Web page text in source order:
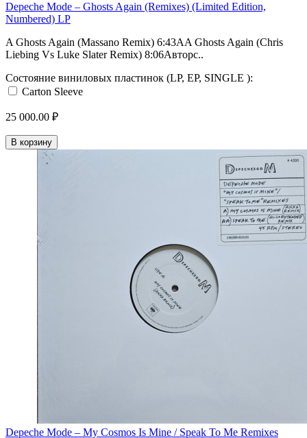
Depeche Mode – Ghosts Again (Remixes) (Limited Edition,
Numbered) LP
A Ghosts Again (Massano Remix) 6:43AA Ghosts Again (Chris
Liebing Vs Luke Slater Remix) 8:06Авторс..
Состояние виниловых пластинок (LP, EP, SINGLE ):
Carton Sleeve
25 000.00 ₽
В корзину
Depeche Mode – My Cosmos Is Mine / Speak To Me Remixes